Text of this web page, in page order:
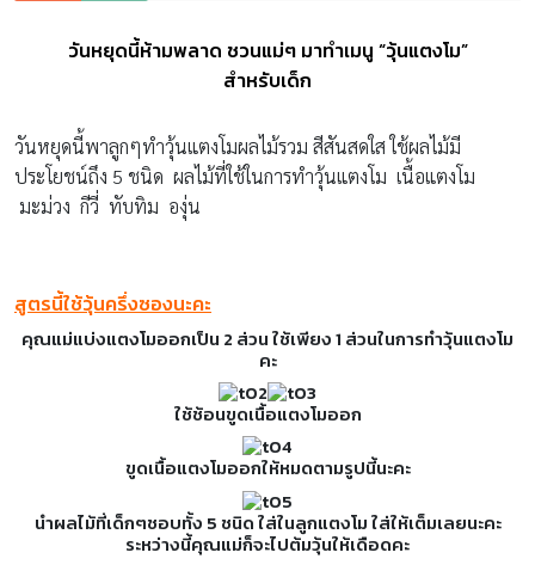
วันหยุดนี้ห้ามพลาด ชวนแม่ๆ มาทำเมนู “วุ้นแตงโม”
สำหรับเด็ก
วันหยุดนี้พาลูกๆทำวุ้นแตงโมผลไม้รวม สีสันสดใส ใช้ผลไม้มี
ประโยชน์ถึง 5 ชนิด ผลไม้ที่ใช้ในการทำวุ้นแตงโม เนื้อแตงโม
มะม่วง กีวี่ ทับทิม องุ่น
สูตรนี้ใช้วุ้นครึ่งซองนะคะ
คุณแม่แบ่งแตงโมออกเป็น 2 ส่วน ใช้เพียง 1 ส่วนในการทำวุ้นแตงโม
คะ
ใช้ช้อนขูดเนื้อแตงโมออก
ขูดเนื้อแตงโมออกให้หมดตามรูปนี้นะคะ
นำผลไม้ที่เด็กๆชอบทั้ง 5 ชนิด ใส่ในลูกแตงโม ใส่ให้เต็มเลยนะคะ
ระหว่างนี้คุณแม่ก็จะไปต้มวุ้นให้เดือดคะ